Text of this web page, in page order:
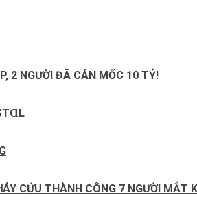
2 NGƯỜI ĐÃ CÁN MỐC 10 TỶ!
CỨU THÀNH CÔNG 7 NGƯỜI MẮT